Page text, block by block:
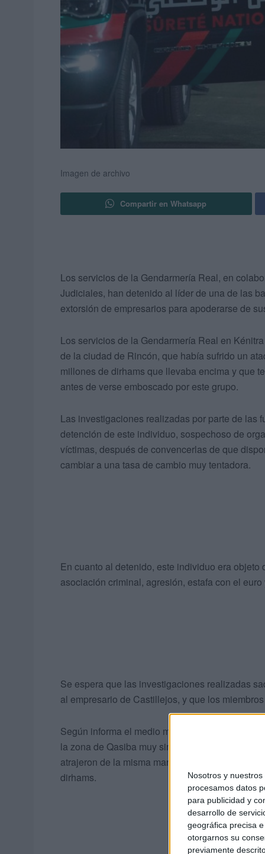
Nosotros y nuestros
procesamos datos
para publicidad y
desarrollo de
geográfica precisa
otorgarnos su
previamente
Imagen de archivo
Compartir en Whatsapp
Los servicios de la Gendarmería Real, en
Judiciales, han detenido al líder de una de las
extorsión de empresarios para apoderarse de
Los servicios de la Gendarmería Real en
de la ciudad de Rincón, que había sufrido un
millones de dirhams que llevaba encima y que
antes de verse emboscado por este grupo.
Las investigaciones realizadas por parte de las
detención de este individuo, sospechoso de
víctimas, después de convencerlas de que
cambiar a una tasa de cambio muy tentadora.
En cuanto al detenido, este individuo era
asociación criminal, agresión, estafa con el
Se espera que las investigaciones realizadas
al empresario de Castillejos, y que los
Según informa el medio marroquí Al Akhbar los
la zona de Qasiba muy similar de estafa y
atrajeron de la misma manera a través de
dirhams.